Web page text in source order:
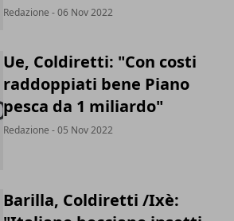
Redazione - 06 Nov 2022
Ue, Coldiretti: "Con costi
raddoppiati bene Piano
pesca da 1 miliardo"
Redazione - 05 Nov 2022
Barilla, Coldiretti /Ixè: